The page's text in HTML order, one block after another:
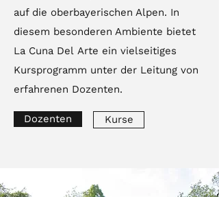
auf die oberbayerischen Alpen. In
diesem besonderen Ambiente bietet
La Cuna Del Arte ein vielseitiges
Kursprogramm unter der Leitung von
erfahrenen Dozenten.
Dozenten Kurse